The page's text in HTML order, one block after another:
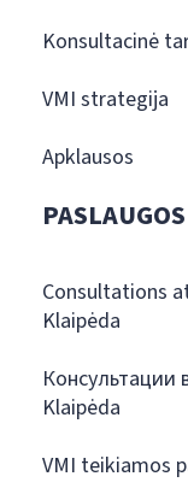
Konsultacinė
VMI strategija
Apklausos
PASLAUGOS
Consultations
Klaipėda
Консультации
Klaipėda
VMI teikiamos